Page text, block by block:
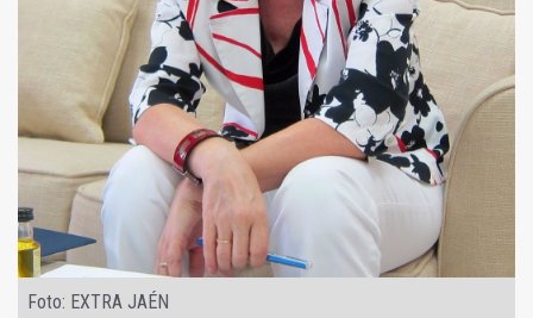
Foto: EXTRA JAÉN